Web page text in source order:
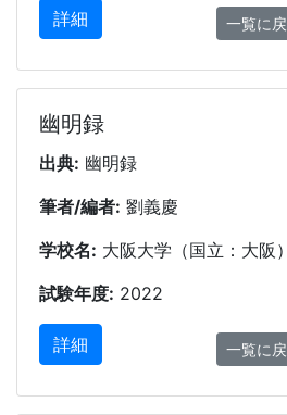
詳細 一覧に
幽明録
出典: 幽明録
筆者/編者: 劉義慶
学校名: 大阪大学（国立：大阪）
試験年度: 2022
詳細 一覧に